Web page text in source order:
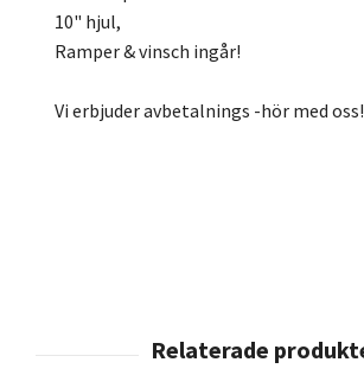
10" hjul,
Ramper & vinsch ingår!
Vi erbjuder avbetalnings -hör med oss!